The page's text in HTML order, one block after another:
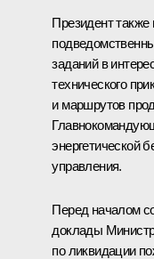
Президент также
заданий в
технического
и маршрутов
энергетической
управления.
Перед началом
доклады
по ликвидации